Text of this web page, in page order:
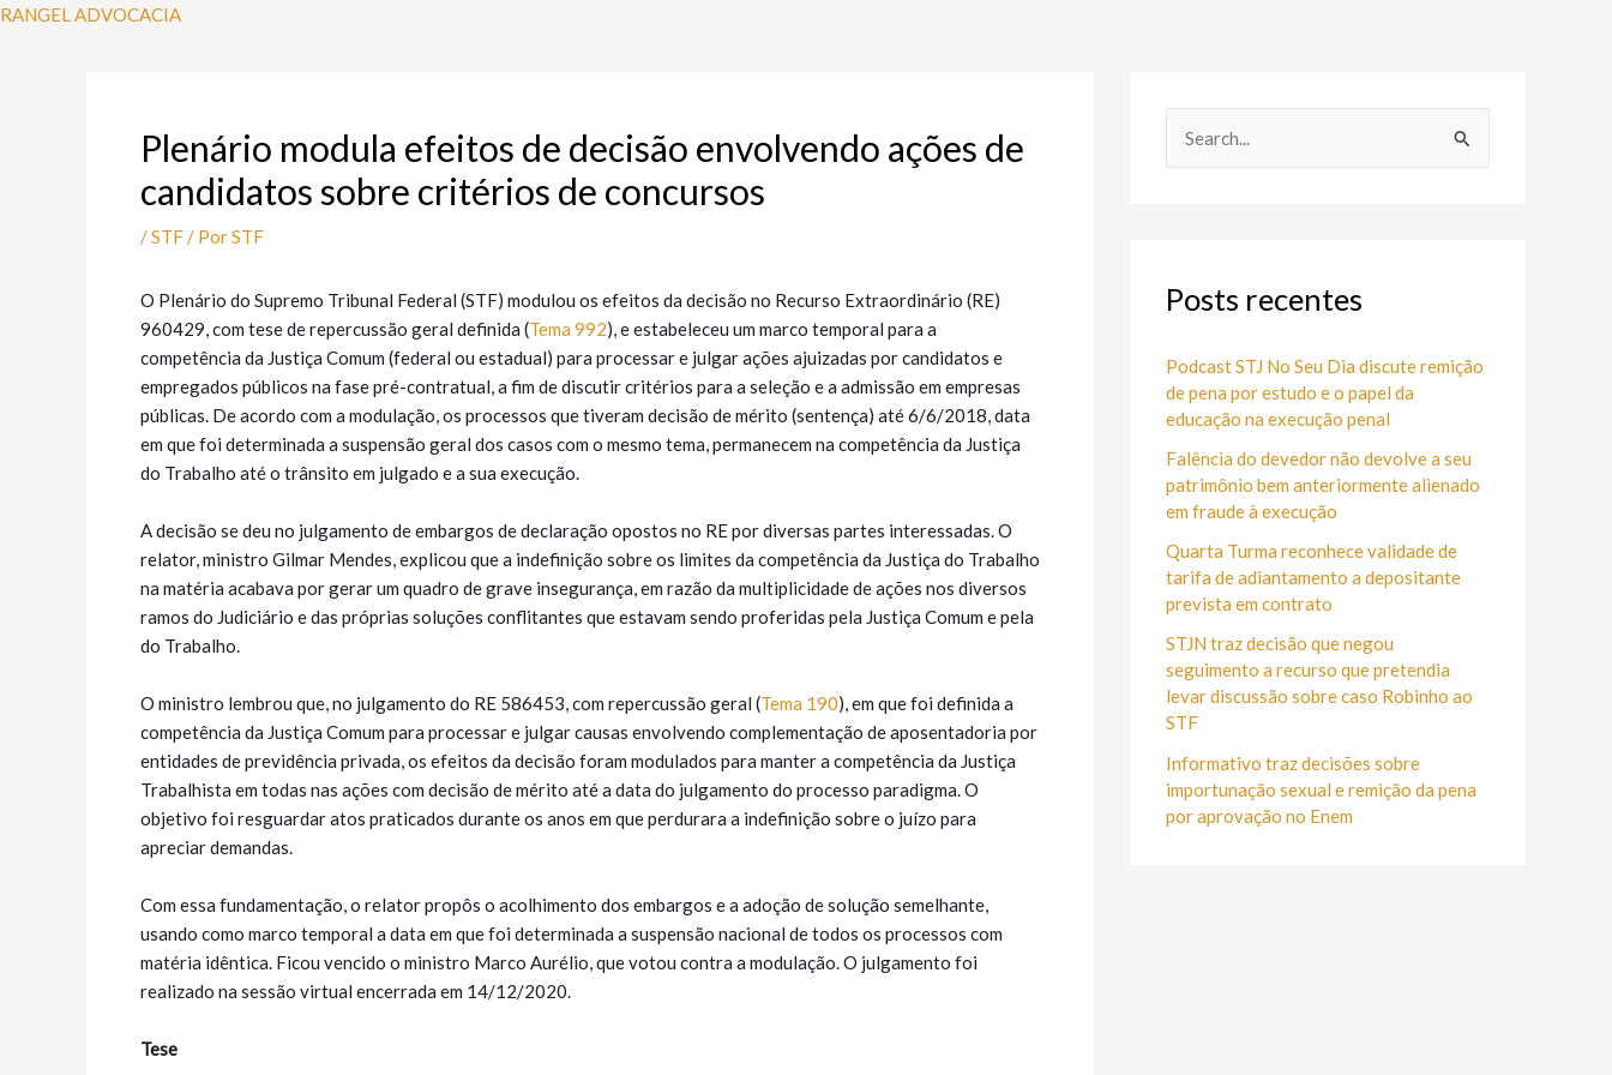
Ir
RANGEL ADVOCACIA
Plenário modula efeitos de decisão envolvendo ações de
candidatos sobre critérios de concursos
/STF/ PorSTF
O Plenário do Supremo Tribunal Federal (STF) modulou os efeitos da decisão no Recurso Extraordinário (RE)
960429, com tese de repercussão geral definida (Tema 992), e estabeleceu um marco temporal para a
competência da Justiça Comum (federal ou estadual) para processar e julgar ações ajuizadas por candidatos e
empregados públicos na fase pré-contratual, a fim de discutir critérios para a seleção e a admissão em empresas
públicas. De acordo com a modulação, os processos que tiveram decisão de mérito (sentença) até 6/6/2018, data
em que foi determinada a suspensão geral dos casos com o mesmo tema, permanecem na competência da Justiça
do Trabalho até o trânsito em julgado e a sua execução.
A decisão se deu no julgamento de embargos de declaração opostos no RE por diversas partes interessadas. O
relator, ministro Gilmar Mendes, explicou que a indefinição sobre os limites da competência da Justiça do Trabalho
na matéria acabava por gerar um quadro de grave insegurança, em razão da multiplicidade de ações nos diversos
ramos do Judiciário e das próprias soluções conflitantes que estavam sendo proferidas pela Justiça Comum e pela
do Trabalho.
O ministro lembrou que, no julgamento do RE 586453, com repercussão geral (Tema 190), em que foi definida a
competência da Justiça Comum para processar e julgar causas envolvendo complementação de aposentadoria por
entidades de previdência privada, os efeitos da decisão foram modulados para manter a competência da Justiça
Trabalhista em todas nas ações com decisão de mérito até a data do julgamento do processo paradigma. O
objetivo foi resguardar atos praticados durante os anos em que perdurara a indefinição sobre o juízo para
apreciar demandas.
Com essa fundamentação, o relator propôs o acolhimento dos embargos e a adoção de solução semelhante,
usando como marco temporal a data em que foi determinada a suspensão nacional de todos os processos com
matéria idêntica. Ficou vencido o ministro Marco Aurélio, que votou contra a modulação. O julgamento foi
realizado na sessão virtual encerrada em 14/12/2020.
Tese
Post
u
s
a
r
p
o
r
:
Posts recentes
Podcast STJ No Seu Dia discute remição
de pena por estudo e o papel da
educação na execução penal
Falência do devedor não devolve a seu
patrimônio bem anteriormente alienado
em fraude à execução
Quarta Turma reconhece validade de
tarifa de adiantamento a depositante
prevista em contrato
STJN traz decisão que negou
seguimento a recurso que pretendia
levar discussão sobre caso Robinho ao
STF
Informativo traz decisões sobre
importunação sexual e remição da pena
por aprovação no Enem